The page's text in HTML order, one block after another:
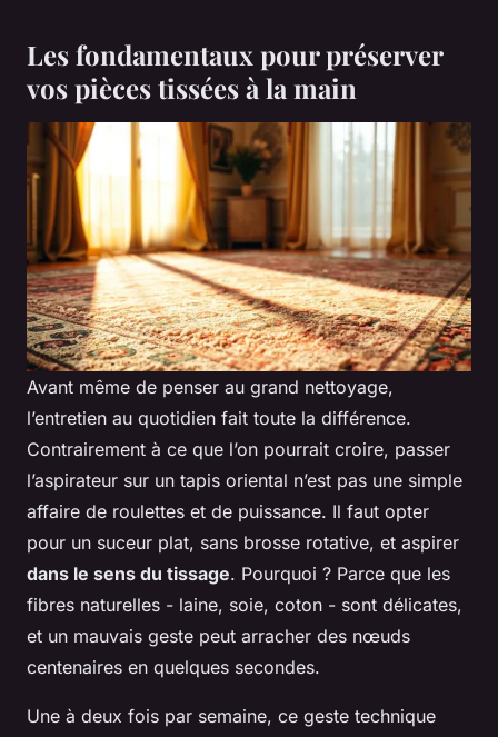
Les fondamentaux pour préserver
vos pièces tissées à la main
Avant même de penser au grand nettoyage,
l’entretien au quotidien fait toute la différence.
Contrairement à ce que l’on pourrait croire, passer
l’aspirateur sur un tapis oriental n’est pas une simple
affaire de roulettes et de puissance. Il faut opter
pour un suceur plat, sans brosse rotative, et aspirer
dans le sens du tissage. Pourquoi ? Parce que les
fibres naturelles - laine, soie, coton - sont délicates,
et un mauvais geste peut arracher des nœuds
centenaires en quelques secondes.
Une à deux fois par semaine, ce geste technique